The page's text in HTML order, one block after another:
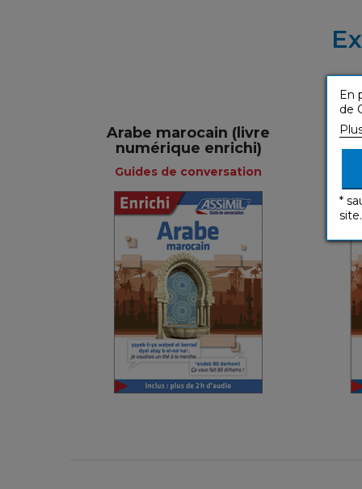
Arabe marocain (livre
numérique enrichi)
Guides de conversation
Guides de
conversation
Français
9,99 €
En
de
*
site.